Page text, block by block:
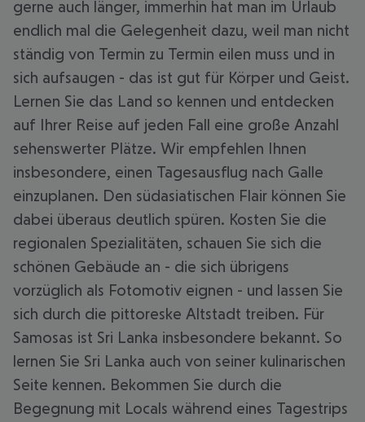
gerne auch länger, immerhin hat man im Urlaub
endlich mal die Gelegenheit dazu, weil man nicht
ständig von Termin zu Termin eilen muss und in
sich aufsaugen - das ist gut für Körper und Geist.
Lernen Sie das Land so kennen und entdecken
auf Ihrer Reise auf jeden Fall eine große Anzahl
sehenswerter Plätze. Wir empfehlen Ihnen
insbesondere, einen Tagesausflug nach Galle
einzuplanen. Den südasiatischen Flair können Sie
dabei überaus deutlich spüren. Kosten Sie die
regionalen Spezialitäten, schauen Sie sich die
schönen Gebäude an - die sich übrigens
vorzüglich als Fotomotiv eignen - und lassen Sie
sich durch die pittoreske Altstadt treiben. Für
Samosas ist Sri Lanka insbesondere bekannt. So
lernen Sie Sri Lanka auch von seiner kulinarischen
Seite kennen. Bekommen Sie durch die
Begegnung mit Locals während eines Tagestrips